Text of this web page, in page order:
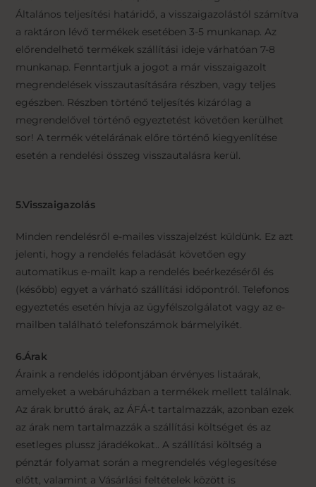
Általános teljesítési határidő, a visszaigazolástól számítva
a raktáron lévő termékek esetében 3-5 munkanap. Az
előrendelhető termékek szállítási ideje várhatóan 7-8
munkanap. Fenntartjuk a jogot a már visszaigazolt
megrendelések visszautasítására részben, vagy teljes
egészben. Részben történő teljesítés kizárólag a
megrendelővel történő egyeztetést követően kerülhet
sor! A termék vételárának előre történő kiegyenlítése
esetén a rendelési összeg visszautalásra kerül.
5.Visszaigazolás
Minden rendelésről e-mailes visszajelzést küldünk. Ez azt
jelenti, hogy a rendelés feladását követően egy
automatikus e-mailt kap a rendelés beérkezéséről és
(később) egyet a várható szállítási időpontról. Telefonos
egyeztetés esetén hívja az ügyfélszolgálatot vagy az e-
mailben található telefonszámok bármelyikét.
6.Árak
Áraink a rendelés időpontjában érvényes listaárak,
amelyeket a webáruházban a termékek mellett találnak.
Az árak bruttó árak, az ÁFÁ-t tartalmazzák, azonban ezek
az árak nem tartalmazzák a szállítási költséget és az
esetleges plussz járadékokat.. A szállítási költség a
pénztár folyamat során a megrendelés véglegesítése
előtt, valamint a Vásárlási feltételek között is